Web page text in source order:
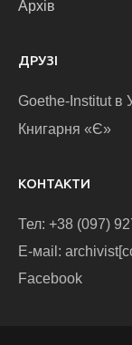
Архів
ДРУЗІ
Goethe-Institut в
Книгарня «Є»
КОНТАКТИ
Тел: +38 (097)
E-маіl:
Facebook